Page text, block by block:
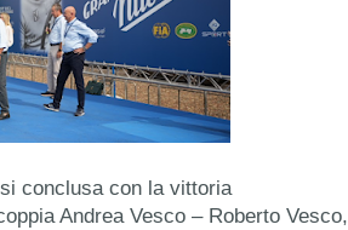
conclusa con la vittoria
Andrea Vesco – Roberto Vesco,